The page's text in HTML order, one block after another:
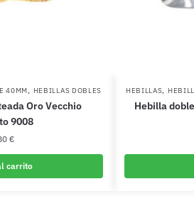
40MM, HEBILLAS DOBLES
Oro Vecchio
9008
€
carrito
HEBILLAS,
Hebilla